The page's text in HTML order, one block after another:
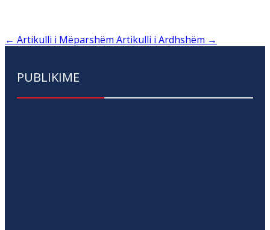
← Artikulli i Mëparshëm Artikulli i Ardhshëm →
PUBLIKIME